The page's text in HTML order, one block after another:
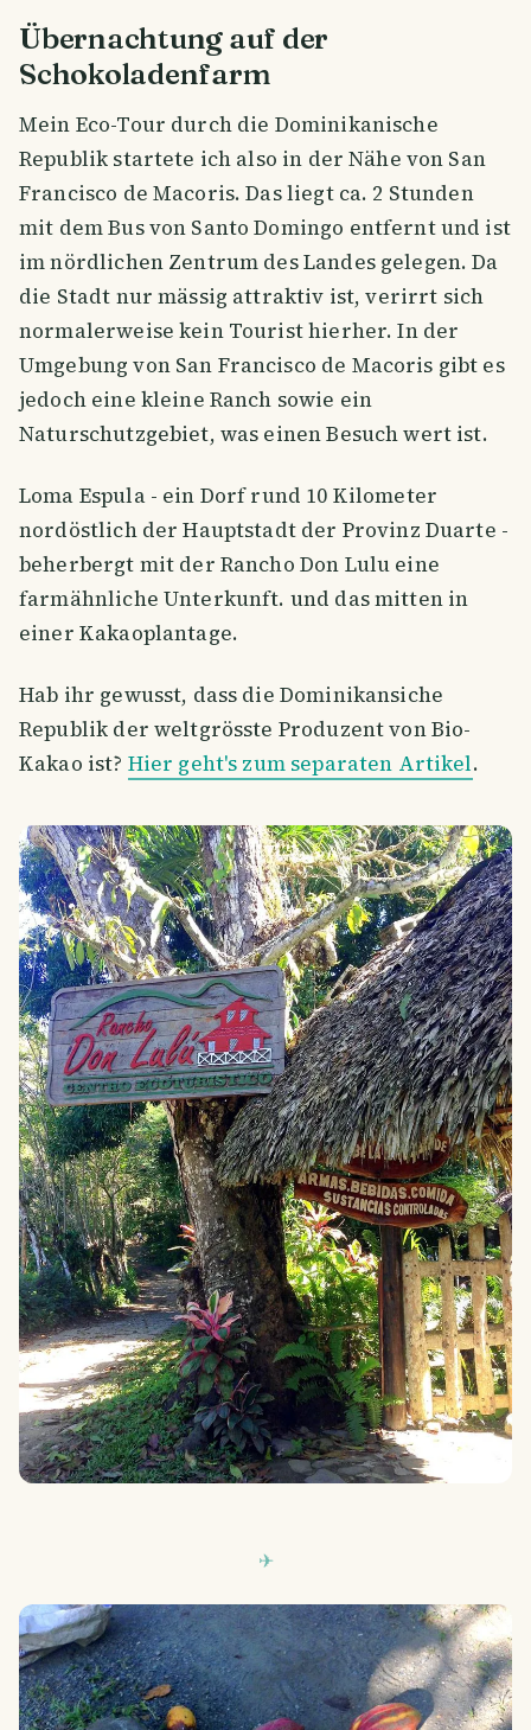
Übernachtung auf der
Schokoladenfarm
Mein Eco-Tour durch die Dominikanische
Republik startete ich also in der Nähe von San
Francisco de Macoris. Das liegt ca. 2 Stunden
mit dem Bus von Santo Domingo entfernt und ist
im nördlichen Zentrum des Landes gelegen. Da
die Stadt nur mässig attraktiv ist, verirrt sich
normalerweise kein Tourist hierher. In der
Umgebung von San Francisco de Macoris gibt es
jedoch eine kleine Ranch sowie ein
Naturschutzgebiet, was einen Besuch wert ist.
Loma Espula - ein Dorf rund 10 Kilometer
nordöstlich der Hauptstadt der Provinz Duarte -
beherbergt mit der Rancho Don Lulu eine
farmähnliche Unterkunft. und das mitten in
einer Kakaoplantage.
Hab ihr gewusst, dass die Dominikansiche
Republik der weltgrösste Produzent von Bio-
Kakao ist? Hier geht's zum separaten Artikel.